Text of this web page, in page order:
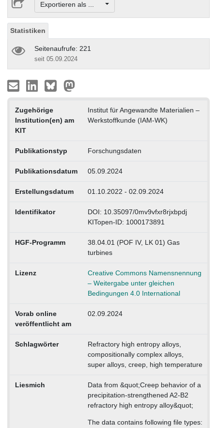
Exportieren als ...
Statistiken
Seitenaufrufe: 221
seit 05.09.2024
Zugehörige
Institution(en) am
KIT
Institut für Angewandte Materialien –
Werkstoffkunde (IAM-WK)
Publikationstyp Forschungsdaten
Publikationsdatum 05.09.2024
Erstellungsdatum 01.10.2022 - 02.09.2024
Identifikator
DOI: 10.35097/0mv9vfxr8rjxbpdj
KITopen-ID: 1000173891
HGF-Programm
38.04.01 (POF IV, LK 01) Gas
turbines
Lizenz
Creative Commons Namensnennung
– Weitergabe unter gleichen
Bedingungen 4.0 International
Vorab online
veröffentlicht am
02.09.2024
Schlagwörter
Refractory high entropy alloys,
compositionally complex alloys,
super alloys, creep, high temperature
Liesmich
Data from &quot;Creep behavior of a
precipitation-strengthened A2-B2
refractory high entropy alloy&quot;
The data contains following file types: